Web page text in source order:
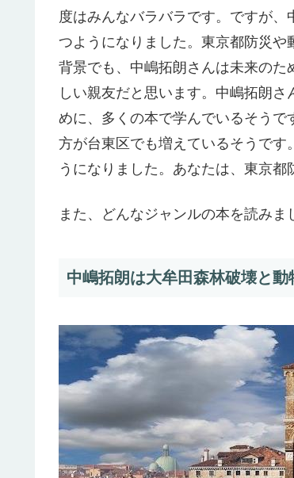
度はみんなバラバラです。ですが
つようになりました。東京都防災
背景でも、中嶋拓朗さんは未来の
しい親友だと思います。中嶋拓朗
めに、多くの本で学んでいるそう
方が台東区でも増えているそうです
うになりました。あなたは、東京
また、どんなジャンルの本を読みま
中嶋拓朗は大牟田森林破壊と